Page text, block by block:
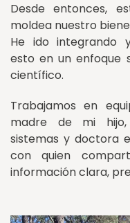
Desde entonces,
moldea nuestro
He ido integrando
esto en un enfoque
científico.
Trabajamos en
madre de mi hijo,
sistemas y doctora
con quien
información clara,